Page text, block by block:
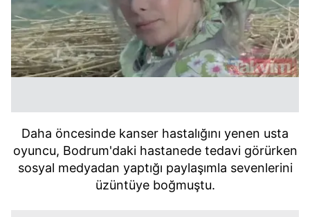
Daha öncesinde kanser hastalığını yenen usta
oyuncu, Bodrum'daki hastanede tedavi görürken
sosyal medyadan yaptığı paylaşımla sevenlerini
üzüntüye boğmuştu.